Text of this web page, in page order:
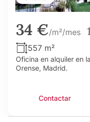
34 €/m²/mes
557 m²
Oficina en alquiler en
Orense, Madrid.
Contactar